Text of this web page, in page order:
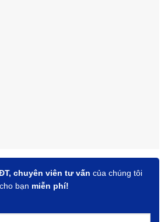
chuyên viên tư vấn của chúng tôi
bạn miễn phí!